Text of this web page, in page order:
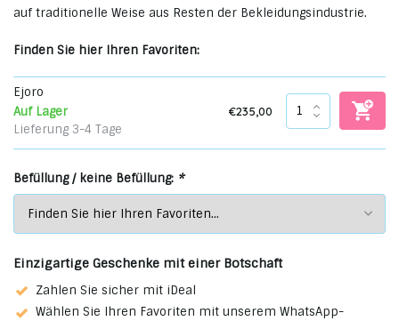
auf traditionelle Weise aus Resten der Bekleidungsindustrie.
Finden Sie hier Ihren Favoriten:
Ejoro
Auf Lager
Lieferung 3-4 Tage
€235,00
Befüllung / keine Befüllung: *
Einzigartige Geschenke mit einer Botschaft
Zahlen Sie sicher mit iDeal
Wählen Sie Ihren Favoriten mit unserem WhatsApp-